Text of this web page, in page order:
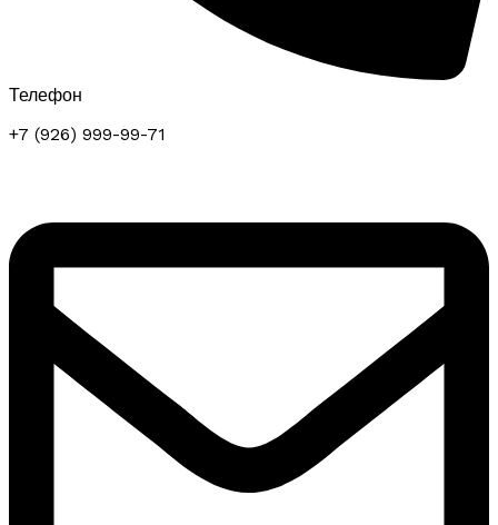
Телефон
+7 (926) 999-99-71